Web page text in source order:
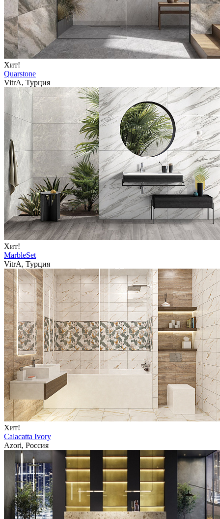
Хит!
Quarstone
VitrA, Турция
Хит!
MarbleSet
VitrA, Турция
Хит!
Calacatta Ivory
Azori, Россия